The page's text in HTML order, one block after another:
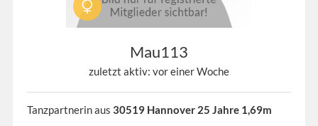
Mau113
zuletzt aktiv: vor einer Woche
Tanzpartnerin aus 30519 Hannover 25 Jahre 1,69m